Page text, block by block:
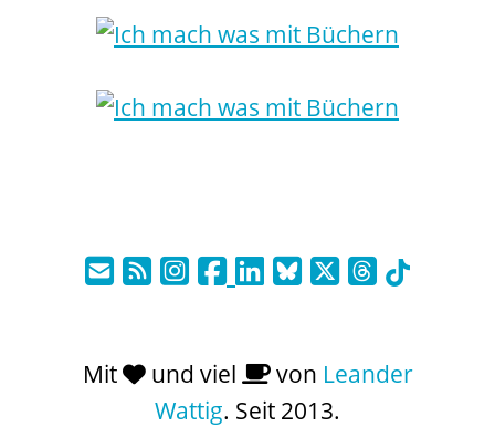
Mit und viel von Leander
Wattig. Seit 2013.